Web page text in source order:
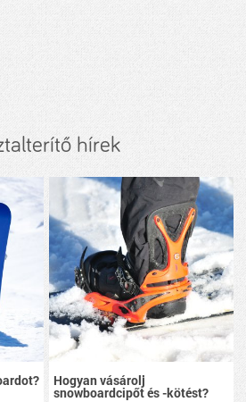
hírek
Hogyan vásárolj
snowboardcipőt és -kötést?